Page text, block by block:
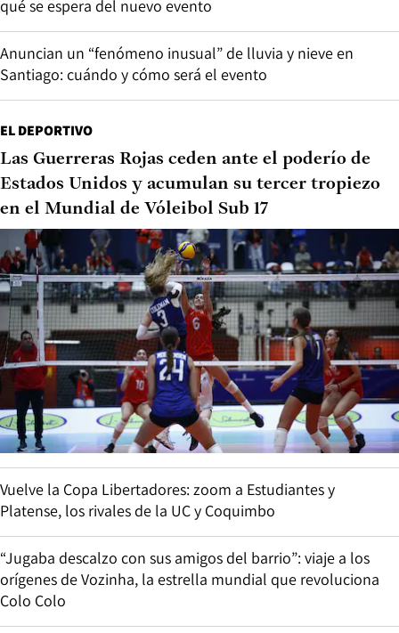
qué se espera del nuevo evento
Anuncian un “fenómeno inusual” de lluvia y nieve en
Santiago: cuándo y cómo será el evento
EL DEPORTIVO
Las Guerreras Rojas ceden ante el poderío de
Estados Unidos y acumulan su tercer tropiezo
en el Mundial de Vóleibol Sub 17
Vuelve la Copa Libertadores: zoom a Estudiantes y
Platense, los rivales de la UC y Coquimbo
“Jugaba descalzo con sus amigos del barrio”: viaje a los
orígenes de Vozinha, la estrella mundial que revoluciona
Colo Colo